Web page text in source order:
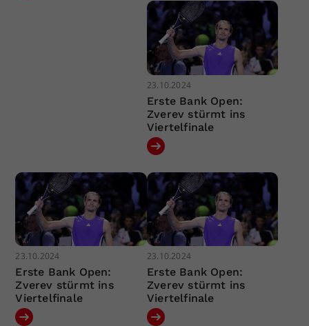
23.10.2024
Erste Bank Open:
Zverev stürmt ins
Viertelfinale
23.10.2024
Erste Bank Open:
Zverev stürmt ins
Viertelfinale
23.10.2024
Erste Bank Open:
Zverev stürmt ins
Viertelfinale